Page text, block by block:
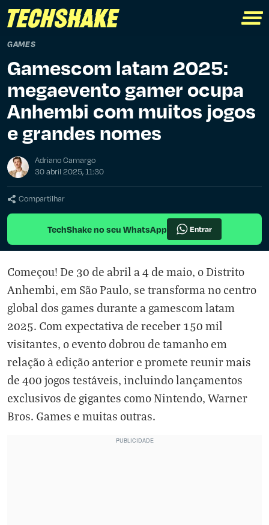
GAMES
Gamescom latam 2025:
megaevento gamer ocupa
Anhembi com muitos jogos
e grandes nomes
Adriano Camargo
30 abril 2025, 11:30
Compartilhar
TechShake no seu WhatsApp Entrar
Começou! De 30 de abril a 4 de maio, o Distrito
Anhembi, em São Paulo, se transforma no centro
global dos games durante a gamescom latam
2025. Com expectativa de receber 150 mil
visitantes, o evento dobrou de tamanho em
relação à edição anterior e promete reunir mais
de 400 jogos testáveis, incluindo lançamentos
exclusivos de gigantes como Nintendo, Warner
Bros. Games e muitas outras.